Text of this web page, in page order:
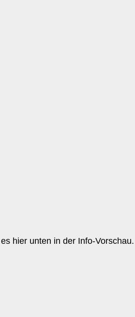
hier unten in der Info-Vorschau.